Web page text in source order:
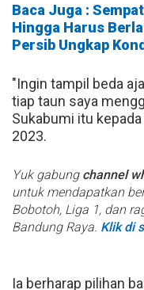
Baca Juga :
Hingga Harus
Persib Ungkap
"Ingin tampil beda
tiap taun saya
Sukabumi itu
2023.
Yuk gabung channel
untuk mendapatkan
Bobotoh, Liga 1, dan
Bandung Raya. Klik di
Ia berharap pilihan